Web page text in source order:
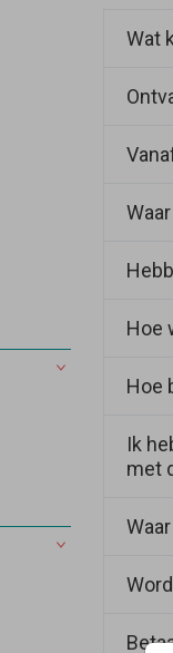
Wat
Per
Ja,
Hoe
De
Hoe
De
van
Ik
met
Het
Wij